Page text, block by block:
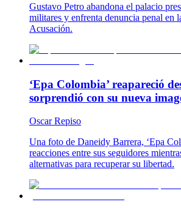
Gustavo Petro abandona el palacio
militares y enfrenta denuncia penal en
Acusación.
‘Epa Colombia’ reapareció
sorprendió con su nueva
Oscar Repiso
Una foto de Daneidy Barrera, ‘Epa
reacciones entre sus seguidores
alternativas para recuperar su libertad.